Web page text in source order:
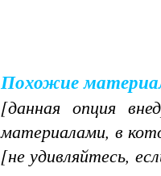
Похожие
[данная опция
материалами, в
[не удивляйтесь,